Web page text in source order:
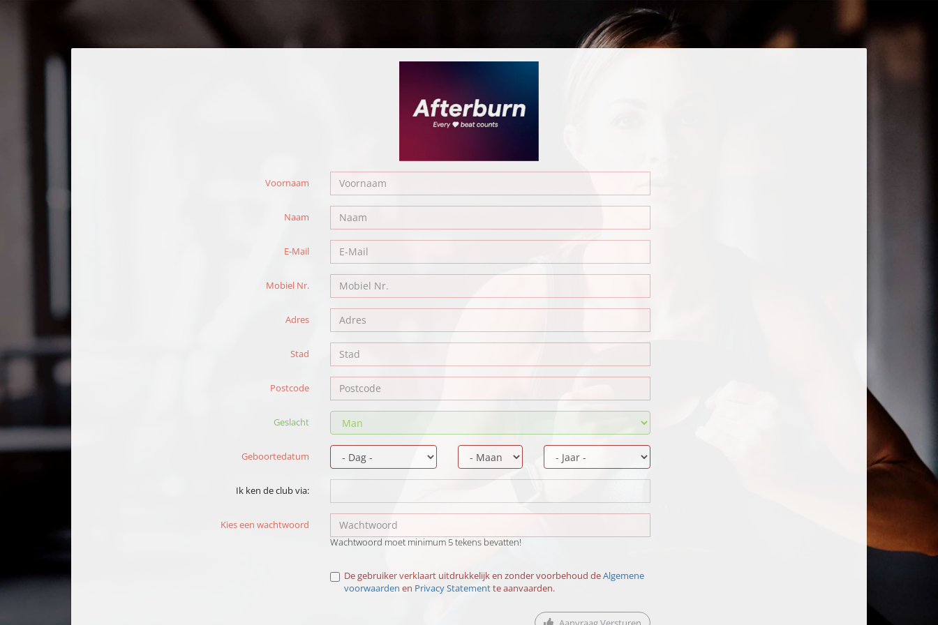
Voornaam
Naam
E-Mail
Mobiel Nr.
Adres
Stad
Postcode
Geslacht
Geboortedatum
Ik ken de club via:
Kies een wachtwoord
Wachtwoord moet minimum 5 tekens bevatten!
De gebruiker verklaart uitdrukkelijk en zonder voorbehoud deAlgemene
voorwaarden en Privacy Statementte aanvaarden.